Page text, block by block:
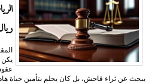
يكن
يبحث عن ثراء فاحش، بل كان يحلم بتأمين حياة